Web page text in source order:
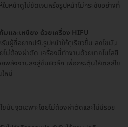
ใบหน้าดูไม่ชัดเจนหรือรูปหน้าไม่กระชับอย่างที่
และเหนียง ด้วยเครื่อง HIFU
รับผู้ที่อยากปรับรูปหน้าให้ดูเรียวขึ้น ลดไขมัน
ไม่ต้องผ่าตัด เครื่องนี้ทำงานด้วยเทคโนโลยี
ลังงานลงสู่ชั้นผิวลึก เพื่อกระตุ้นให้เซลล์ไข
หม่
ขมันจุดเฉพาะโดยไม่ต้องผ่าตัดและไม่มีรอย